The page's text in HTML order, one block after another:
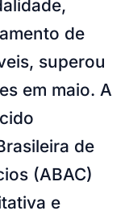
de
superou
em maio. A
de
(ABAC)
e